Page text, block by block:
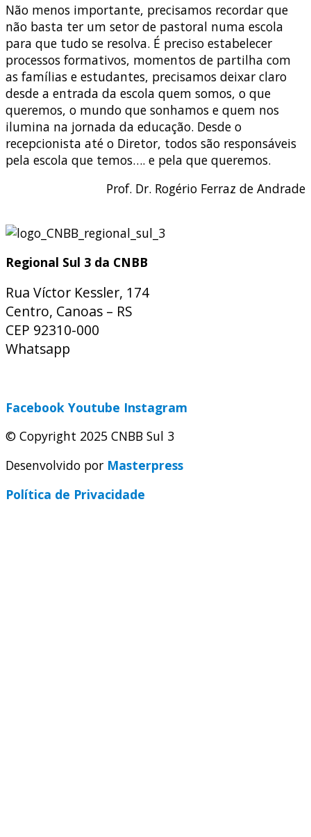
Não menos importante, precisamos recordar que
não basta ter um setor de pastoral numa escola
para que tudo se resolva. É preciso estabelecer
processos formativos, momentos de partilha com
as famílias e estudantes, precisamos deixar claro
desde a entrada da escola quem somos, o que
queremos, o mundo que sonhamos e quem nos
ilumina na jornada da educação. Desde o
recepcionista até o Diretor, todos são responsáveis
pela escola que temos…. e pela que queremos.
Prof. Dr. Rogério Ferraz de Andrade
Regional Sul 3 da CNBB
Rua Víctor Kessler, 174
Centro, Canoas – RS
CEP 92310-000
Whatsapp
Facebook Youtube Instagram
© Copyright 2025 CNBB Sul 3
Desenvolvido por Masterpress
Política de Privacidade